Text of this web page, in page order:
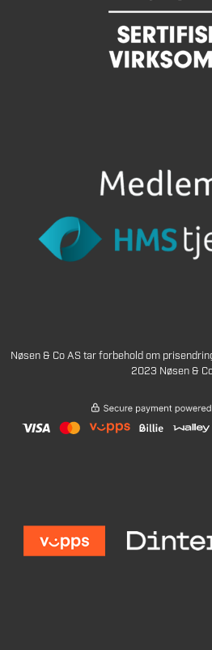
Nøsen & Co AS tar forbehold om
2023 Nøsen &